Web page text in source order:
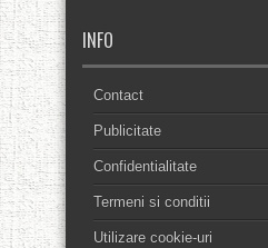
INFO
Contact
Publicitate
Confidentialitate
Termeni si conditii
Utilizare cookie-uri